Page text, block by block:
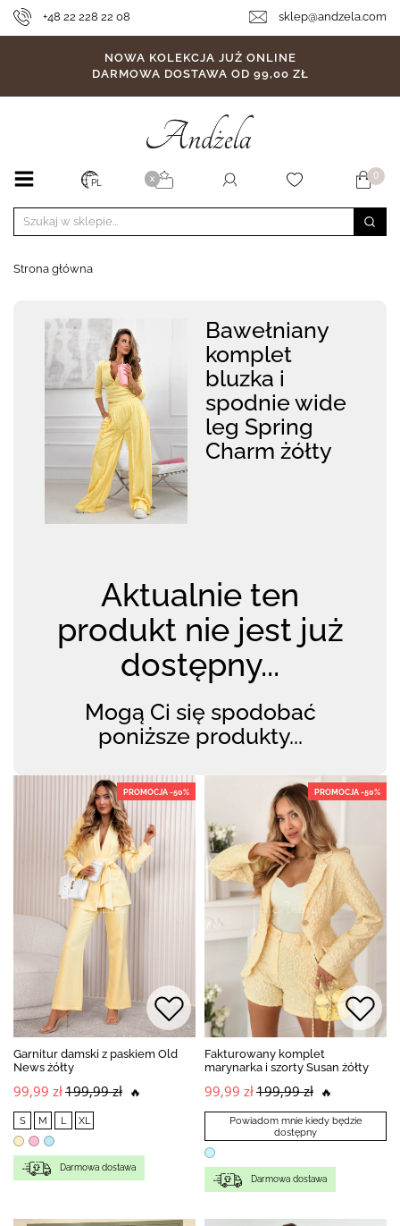
+48 22 228 22 08 sklep@andzela.com
NOWA KOLEKCJA JUŻ ONLINE
DARMOWA DOSTAWA OD 99,00 ZŁ
PL X 0
Strona główna
Bawełniany
komplet
bluzka i
spodnie wide
leg Spring
Charm żółty
Aktualnie ten
produkt nie jest już
dostępny...
Mogą Ci się spodobać
poniższe produkty...
PROMOCJA -50%
Garnitur damski z paskiem Old
News żółty
99,99 zł199,99 zł 🔥
S M L XL
Darmowa dostawa
PROMOCJA -50%
Fakturowany komplet
marynarka i szorty Susan żółty
99,99 zł199,99 zł 🔥
Powiadom mnie kiedy będzie
dostępny
Darmowa dostawa